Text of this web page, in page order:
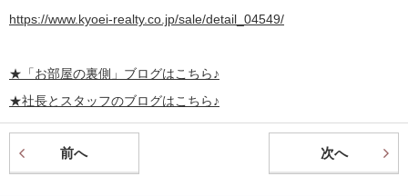
https://www.kyoei-realty.co.jp/sale/detail_04549/
★ 「お部屋の裏側」 ブログはこちら♪
★社長とスタッフのブログはこちら♪
前へ 次へ